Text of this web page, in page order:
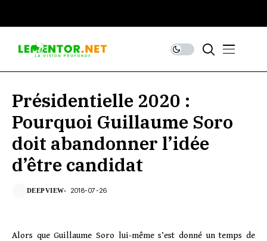
Présidentielle 2020 :
Pourquoi Guillaume Soro
doit abandonner l’idée
d’être candidat
DEEPVIEW 2018-07-26
Alors que Guillaume Soro lui-même s’est donné un temps de